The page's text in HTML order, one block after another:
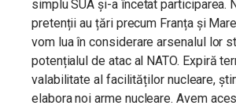
simplu SUA și-a încetat participarea.
pretenții au țări precum Franța și
vom lua în considerare arsenalul lor
potențialul de atac al NATO. Expiră
valabilitate al facilităților nucleare,
elabora noi arme nucleare. Avem